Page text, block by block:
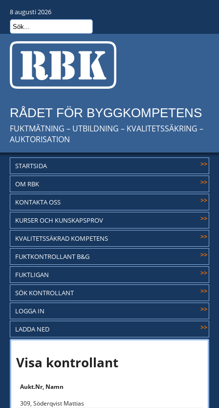
8 augusti 2026
RÅDET FÖR BYGGKOMPETENS
FUKTMÄTNING – UTBILDNING – KVALITETSSÄKRING –
AUKTORISATION
STARTSIDA >>
OM RBK >>
KONTAKTA OSS >>
KURSER OCH KUNSKAPSPROV >>
KVALITETSSÄKRAD KOMPETENS >>
FUKTKONTROLLANT B&G >>
FUKTLIGAN >>
SÖK KONTROLLANT >>
LOGGA IN >>
LADDA NED >>
Visa kontrollant
Aukt.Nr, Namn
309, Söderqvist Mattias